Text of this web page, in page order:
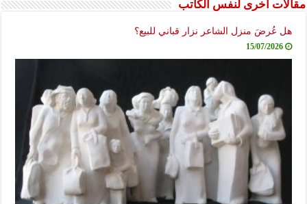
مقالات أخرى لنفس الكاتب
هل عُرضَ منزل الشاعر نزار قباني للبيع؟
15/07/2026